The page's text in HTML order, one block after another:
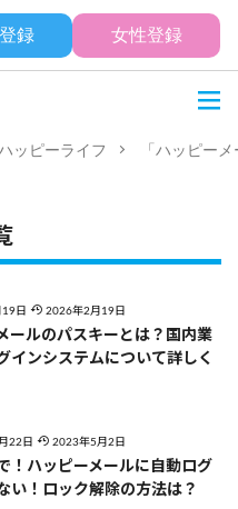
録 女性登録
ッピーライフ 「ハッピー
日 2026年2月19日
ールのパスキーとは？国内業
インシステムについて詳しく
22日 2023年5月2日
！ハッピーメールに自動ログ
い！ロック解除の方法は？